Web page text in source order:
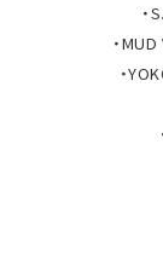
・
・
・